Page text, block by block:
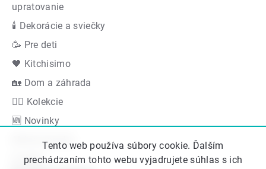
Tento web používa súbory cookie. Ďalším
prechádzaním tohto webu vyjadrujete súhlas s ich
upratovanie
🕯 Dekorácie a sviečky
🥳 Pre deti
🖤 Kitchisimo
🏡 Dom a záhrada
👍🏻 Kolekcie
🆕 Novinky
Akčná ponuka
Značky